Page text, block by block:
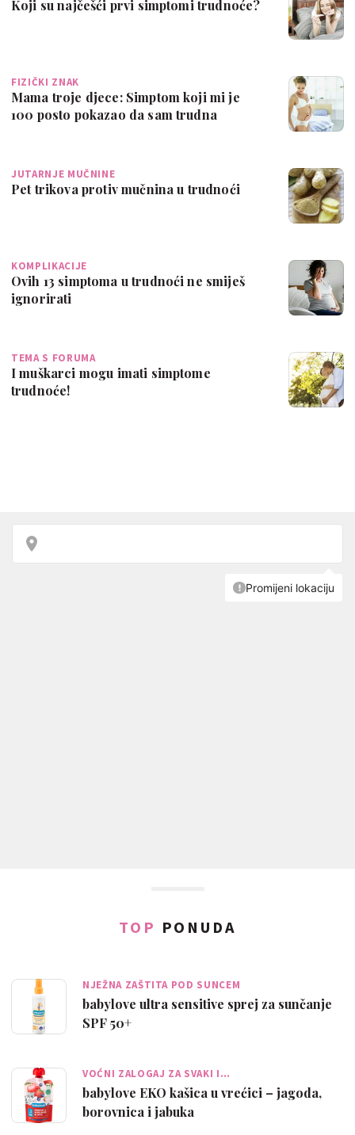
Koji su najčešći prvi simptomi trudnoće?
FIZIČKI ZNAK
Mama troje djece: Simptom koji mi je
100 posto pokazao da sam trudna
JUTARNJE MUČNINE
Pet trikova protiv mučnina u trudnoći
KOMPLIKACIJE
Ovih 13 simptoma u trudnoći ne smiješ
ignorirati
TEMA S FORUMA
I muškarci mogu imati simptome
trudnoće!
TOP PONUDA
NJEŽNA ZAŠTITA POD SUNCEM
babylove ultra sensitive sprej za sunčanje
SPF 50+
VOĆNI ZALOGAJ ZA SVAKI I…
babylove EKO kašica u vrećici – jagoda,
borovnica i jabuka